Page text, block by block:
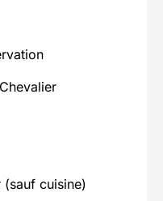
cuisine)